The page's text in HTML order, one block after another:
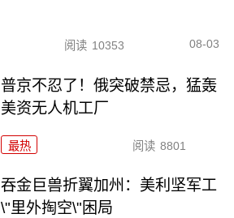
阅读 10353 08-03
普京不忍了！俄突破禁忌，猛轰
美资无人机工厂
最热 阅读 8801
吞金巨兽折翼加州：美利坚军工
\"里外掏空\"困局